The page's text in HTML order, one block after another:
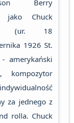
Berry
jako Chuck
(ur. 18
1926 St.
amerykański
kompozytor
za jednego z
rolla. Chuck